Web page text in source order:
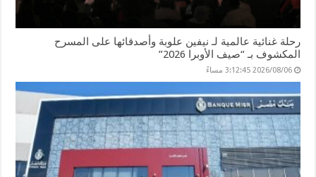
رحلة غنائية عالمية لـ نيفين علوبة وأصدقائها على المسرح
المكشوف بـ “صيف الأوبرا 2026”
2026/08/06 3:12:45 مساءً